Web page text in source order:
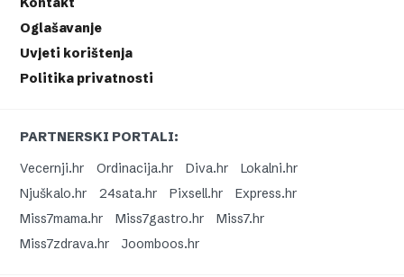
Oglašavanje
Uvjeti korištenja
Politika privatnosti
PARTNERSKI PORTALI:
Vecernji.hr
Ordinacija.hr Diva.hr
Lokalni.hr
Njuškalo.hr
24sata.hr Pixsell.hr
Express.hr
Miss7mama.hr
Miss7gastro.hr
Miss7.hr
Miss7zdrava.hr
Joomboos.hr